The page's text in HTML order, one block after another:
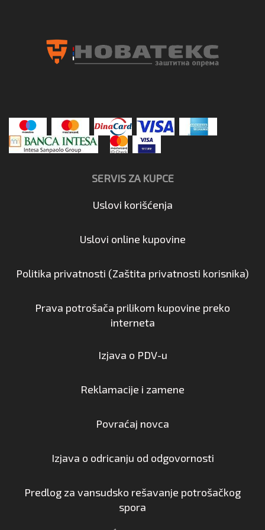
SERVIS ZA KUPCE
Uslovi korišćenja
Uslovi online kupovine
Politika privatnosti (Zaštita privatnosti korisnika)
Prava potrošača prilikom kupovine preko
interneta
Izjava o PDV-u
Reklamacije i zamene
Povraćaj novca
Izjava o odricanju od odgovornosti
Predlog za vansudsko rešavanje potrošačkog
spora